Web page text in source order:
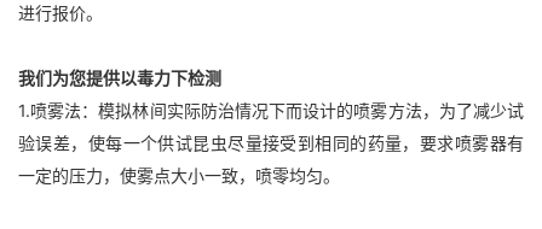
进行报价。
我们为您提供以毒力下检测
1.喷雾法：模拟林间实际防治情况下而设计的喷雾方法，为了减少试
验误差，使每一个供试昆虫尽量接受到相同的药量，要求喷雾器有
一定的压力，使雾点大小一致，喷零均匀。